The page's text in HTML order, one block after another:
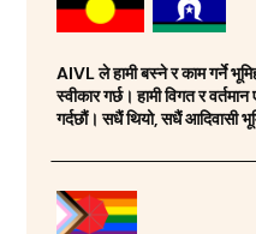
AIVL ले हामी बस्ने र काम गर्ने
स्वीकार गर्छ। हामी विगत र
गर्दछौं। सधैं थियो, सधैं आदिवासी